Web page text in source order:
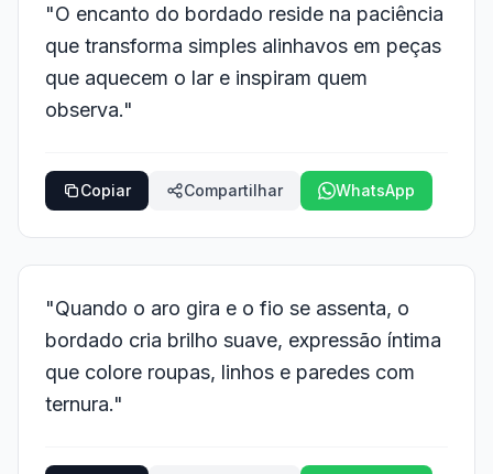
"O encanto do bordado reside na paciência
que transforma simples alinhavos em peças
que aquecem o lar e inspiram quem
observa."
Copiar Compartilhar WhatsApp
"Quando o aro gira e o fio se assenta, o
bordado cria brilho suave, expressão íntima
que colore roupas, linhos e paredes com
ternura."